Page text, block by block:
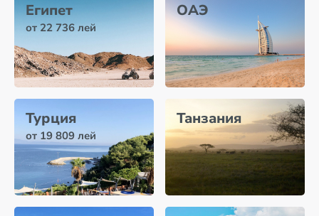
Египет
от 22 736 лей
ОАЭ
Турция
от 19 809 лей
Танзания